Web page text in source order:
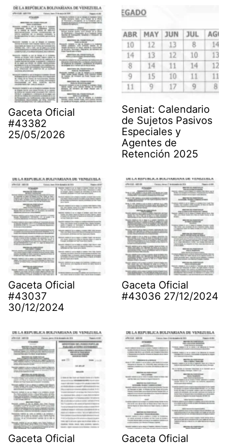
Gaceta Oficial
#43382
25/05/2026
Seniat: Calendario
de Sujetos Pasivos
Especiales y
Agentes de
Retención 2025
Gaceta Oficial
#43037
30/12/2024
Gaceta Oficial
#43036 27/12/2024
Gaceta Oficial Gaceta Oficial